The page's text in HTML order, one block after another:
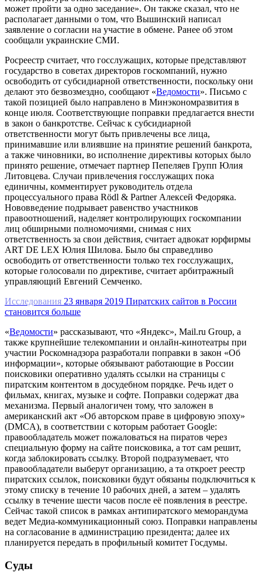
может пройти за одно заседание». Он также сказал, что не
располагает данными о том, что Вышинский написал
заявление о согласии на участие в обмене. Ранее об этом
сообщали украинские СМИ.
Росреестр считает, что госслужащих, которые представляют
государство в советах директоров госкомпаний, нужно
освободить от субсидиарной ответственности, поскольку они
делают это безвозмездно, сообщают «Ведомости». Письмо с
такой позицией было направлено в Минэкономразвития в
конце июля. Соответствующие поправки предлагается внести
в закон о банкротстве. Сейчас к субсидиарной
ответственности могут быть привлечены все лица,
принимавшие или влиявшие на принятие решений банкрота,
а также чиновники, во исполнение директивы которых было
принято решение, отмечает партнер Пепеляев Групп Юлия
Литовцева. Случаи привлечения госслужащих пока
единичны, комментирует руководитель отдела
процессуального права Rödl & Partner Алексей Федоряка.
Нововведение подрывает равенство участников
правоотношений, наделяет контролирующих госкомпании
лиц обширными полномочиями, снимая с них
ответственность за свои действия, считает адвокат юрфирмы
ART DE LEX Юлия Шилова. Было бы справедливо
освободить от ответственности только тех госслужащих,
которые голосовали по директиве, считает арбитражный
управляющий Евгений Семченко.
Исследования 23 января 2019 Пиратских сайтов в России
становится больше
«Ведомости» рассказывают, что «Яндекс», Mail.ru Group, а
также крупнейшие телекомпании и онлайн-кинотеатры при
участии Роскомнадзора разработали поправки в закон «Об
информации», которые обязывают работающие в России
поисковики оперативно удалять ссылки на страницы с
пиратским контентом в досудебном порядке. Речь идет о
фильмах, книгах, музыке и софте. Поправки содержат два
механизма. Первый аналогичен тому, что заложен в
американский акт «Об авторском праве в цифровую эпоху»
(DMCA), в соответствии с которым работает Google:
правообладатель может пожаловаться на пиратов через
специальную форму на сайте поисковика, а тот сам решит,
когда заблокировать ссылку. Второй подразумевает, что
правообладатели выберут организацию, а та откроет реестр
пиратских ссылок, поисковики будут обязаны подключиться к
этому списку в течение 10 рабочих дней, а затем – удалять
ссылку в течение шести часов после её появления в реестре.
Сейчас такой список в рамках антипиратского меморандума
ведет Медиа-коммуникационный союз. Поправки направлены
на согласование в администрацию президента; далее их
планируется передать в профильный комитет Госдумы.
Суды